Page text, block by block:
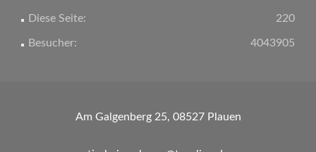
220
Diese Seite:
4043905
Besucher:
Am Galgenberg 25, 08527 Plauen